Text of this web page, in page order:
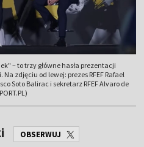
– to trzy główne hasła prezentacji
zdjęciu od lewej: prezes RFEF Rafael
Soto Balirac i sekretarz RFEF Alvaro de
OBSERWUJ